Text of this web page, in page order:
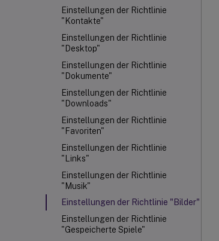
Einstellungen der Richtlinie
"Kontakte"
Einstellungen der Richtlinie
"Desktop"
Einstellungen der Richtlinie
"Dokumente"
Einstellungen der Richtlinie
"Downloads"
Einstellungen der Richtlinie
"Favoriten"
Einstellungen der Richtlinie
"Links"
Einstellungen der Richtlinie
"Musik"
Einstellungen der Richtlinie "Bilder"
Einstellungen der Richtlinie
"Gespeicherte Spiele"